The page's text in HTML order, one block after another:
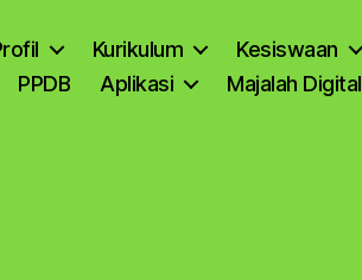
Kurikulum
Kesiswaan
PPDB
Aplikasi Majalah Digital